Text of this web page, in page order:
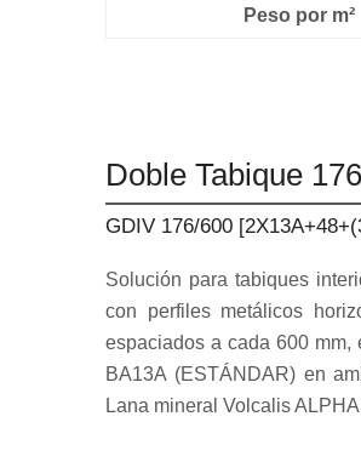
Peso por m²
Doble Tabique
GDIV 176/600
Solución para tabiques
con perfiles metálicos
espaciados a cada 600
BA13A (ESTÁNDAR) en
Lana mineral Volcalis